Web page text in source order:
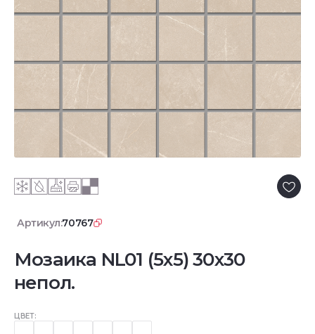
Артикул:70767
Мозаика NL01 (5х5) 30x30
непол.
ЦВЕТ: